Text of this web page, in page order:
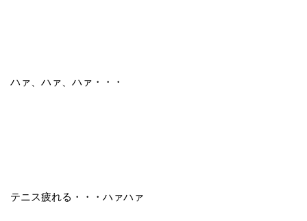
ハァ、ハァ、ハァ・・・
テニス疲れる・・・ハァハァ